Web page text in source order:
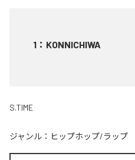
1 ： KONNICHIWA
S.TIME
ジャンル： ヒップホップ/ラップ